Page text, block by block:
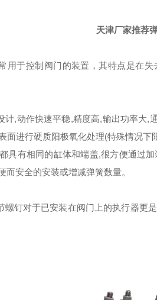
天津厂家推荐
用于控制阀门的装置，其特点是在
,动作快速平稳,精度高,输出功率大,
面进行硬质阳极氧化处理(特殊情况下
具有相同的缸体和端盖,很方便通过
安全的安装或增减弹簧数量。
钉对于已安装在阀门上的执行器更